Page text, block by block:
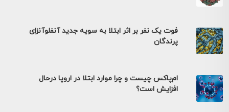
فوت یک نفر بر اثر ابتلا به سویه جدید آنفلوآنزای
پرندگان
ام‌پاکس چیست و چرا موارد ابتلا در اروپا درحال
افزایش است؟